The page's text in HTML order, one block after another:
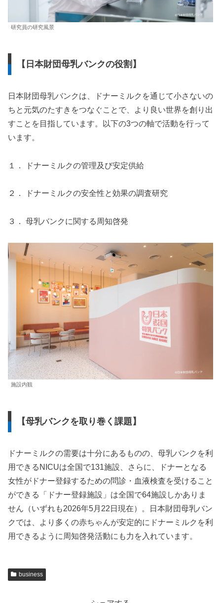
研究員の研究風景
【日本財団母乳バンクの役割】
日本財団母乳バンクは、ドナーミルクを通じて小さないの
ちと元気のたすきをつなぐことで、より良い世界を創り出
すことを目指しています。以下の3つの軸で活動を行って
います。
１． ドナーミルクの管理及び安定供給
２． ドナーミルクの安全性と効果の調査研究
３． 母乳バンクに関する周知啓発
施設内観
【母乳バンクを取り巻く課題】
ドナーミルクの需要は十分にあるものの、母乳バンクを利
用できるNICUは全国で131施設、さらに、ドナーとなる
女性がドナー登録するための問診・血液検査を受けること
ができる「ドナー登録施設」は全国で64施設しかありま
せん（いずれも2026年5月22日現在）。日本財団母乳バン
クでは、より多くの赤ちゃんが安定的にドナーミルクを利
用できるように周知啓発活動にも力を入れています。
business